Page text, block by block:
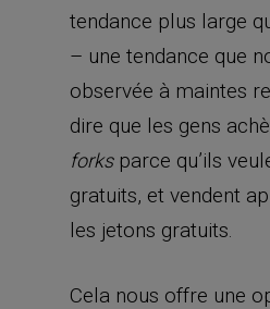
tendance plus large
– une tendance que
observée à maintes
dire que les gens
forksparce qu’ils
gratuits, et vendent
les jetons gratuits.
Cela nous offre une